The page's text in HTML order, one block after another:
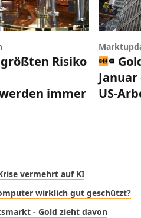
Risiko
immer
US-
vermehrt auf KI
wirklich gut geschützt?
- Gold zieht davon